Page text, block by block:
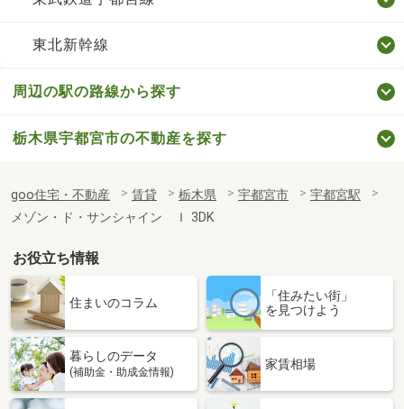
東北新幹線
周辺の駅の路線から探す
栃木県宇都宮市の不動産を探す
goo住宅・不動産 賃貸 栃木県 宇都宮市
宇都宮駅
メゾン・ド・サンシャイン Ｉ 3DK
お役立ち情報
住まいのコラム
「住みたい街」
を見つけよう
暮らしのデータ
(補助金・助成金情報)
家賃相場